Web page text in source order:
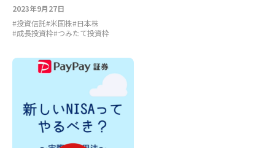
2023年9月27日
#投資信託#米国株#日本株
#成長投資枠#つみたて投資枠